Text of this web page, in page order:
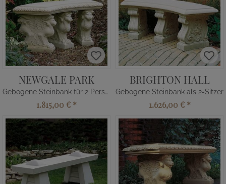
NEWGALE PARK
Gebogene Steinbank für 2 Personen
1.815,00 € *
BRIGHTON HALL
Gebogene Steinbank als 2-Sitzer
1.626,00 € *